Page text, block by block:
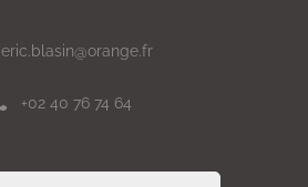
eric.blasin@orange.fr
+02 40 76 74 64